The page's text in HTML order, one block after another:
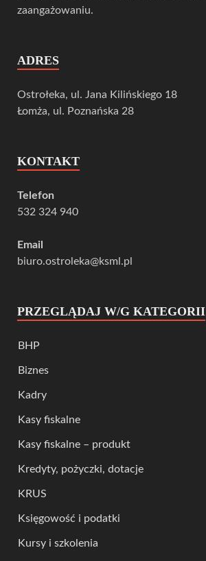
zaangażowaniu.
ADRES
Ostrołeka, ul. Jana Kilińskiego 18
Łomża, ul. Poznańska 28
KONTAKT
Telefon
532 324 940
Email
biuro.ostroleka@ksml.pl
PRZEGLĄDAJ W/G KATEGORII
BHP
Biznes
Kadry
Kasy fiskalne
Kasy fiskalne – produkt
Kredyty, pożyczki, dotacje
KRUS
Księgowość i podatki
Kursy i szkolenia